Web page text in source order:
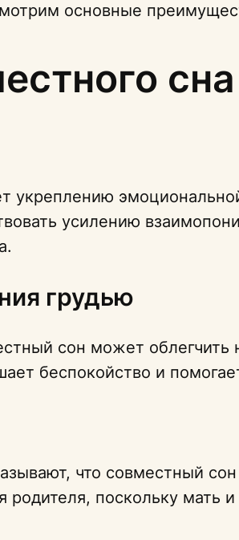
основные
сна
укреплению
усилению
грудью
сон может
беспокойство и
что совместный
родителя, поскольку мать